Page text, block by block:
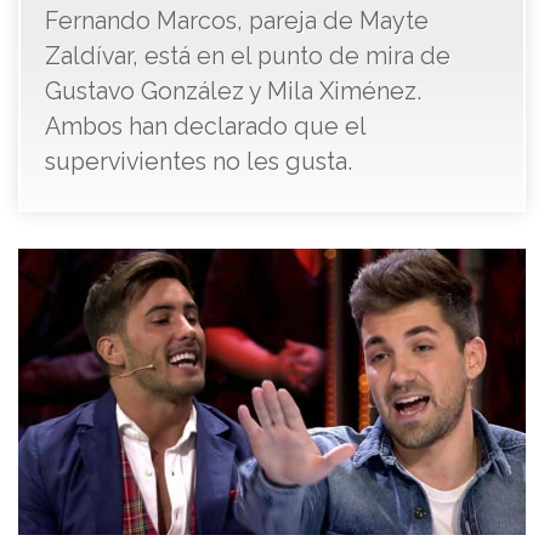
Fernando Marcos, pareja de Mayte
Zaldívar, está en el punto de mira de
Gustavo González y Mila Ximénez.
Ambos han declarado que el
supervivientes no les gusta.